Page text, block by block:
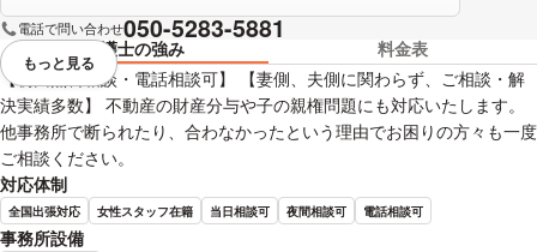
電話で問い合わせ050-5283-5881
弁護士の強み
料金表
【初回無料相談・電話相談可】 【妻側、夫側に関わらず、ご相談・解
決実績多数】 不動産の財産分与や子の親権問題にも対応いたします。
他事務所で断られたり、合わなかったという理由でお困りの方々も一度
ご相談ください。
対応体制
全国出張対応 女性スタッフ在籍 当日相談可 夜間相談可 電話相談可
事務所設備
視覚的に省略されている要素を
もっと見る